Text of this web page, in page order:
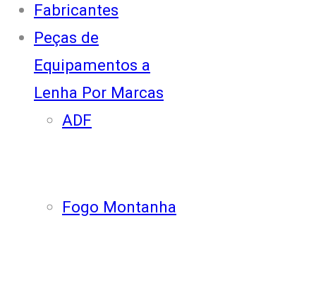
Fabricantes
Peças de
Equipamentos a
Lenha Por Marcas
ADF
Fogo Montanha